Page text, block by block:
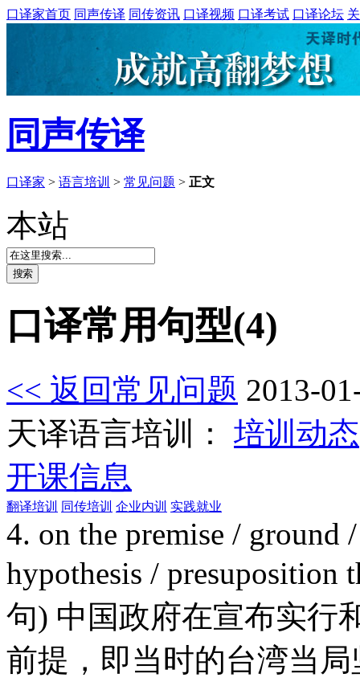
口译家首页 同声传译 同传资讯 口译视频 口译考试 口译论坛
同声传译
口译家 > 语言培训 > 常见问题 > 正文
本站
口译常用句型(4)
<< 返回常见问题 2013-
天译语言培训： 培训动态
开课信息
翻译培训 同传培训 企业内训 实践就业
4. on the premise / ground
hypothesis /
句) 中国政府在宣布实行
前提，即当时的台湾当